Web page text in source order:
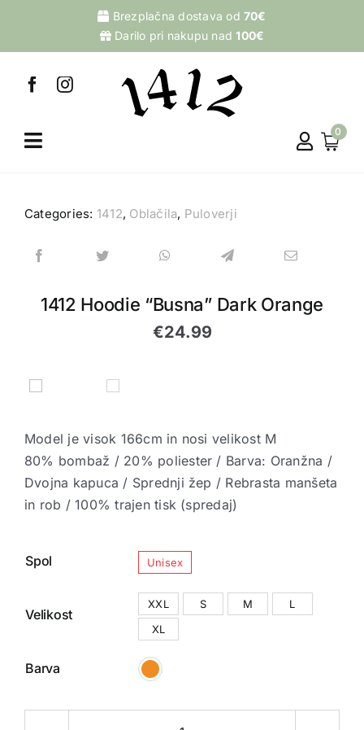
content
Brezplačna dostava od70€
Darilo pri nakupu nad100€
0
Categories: 1412, Oblačila, Puloverji
1412 Hoodie “Busna” Dark Orange
€24.99
Model je visok 166cm in nosi velikost M
80% bombaž / 20% poliester / Barva: Oranžna /
Dvojna kapuca / Sprednji žep / Rebrasta manšeta
in rob / 100% trajen tisk (spredaj)
Spol Unisex
Velikost
XXL S M
L
XL
Barva